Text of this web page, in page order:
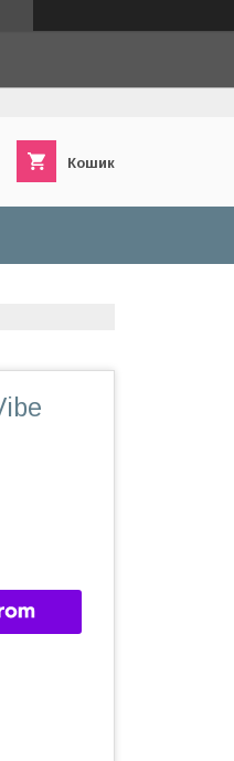
Кошик